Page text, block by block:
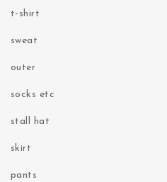
t-shirt
sweat
outer
socks etc
stall hat
skirt
pants